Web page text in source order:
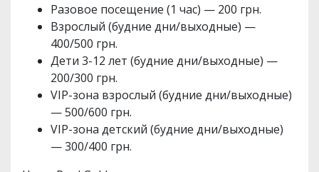
Разовое посещение (1 час) — 200 грн.
Взрослый (будние дни/выходные) —
400/500 грн.
Дети 3-12 лет (будние дни/выходные) —
200/300 грн.
VIP-зона взрослый (будние дни/выходные)
— 500/600 грн.
VIP-зона детский (будние дни/выходные)
— 300/400 грн.